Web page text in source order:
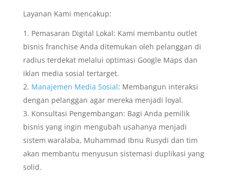
Layanan Kami mencakup:
Pemasaran Digital Lokal: Kami membantu outlet
bisnis franchise Anda ditemukan oleh pelanggan di
radius terdekat melalui optimasi Google Maps dan
iklan media sosial tertarget.
Manajemen Media Sosial: Membangun interaksi
dengan pelanggan agar mereka menjadi loyal.
Konsultasi Pengembangan: Bagi Anda pemilik
bisnis yang ingin mengubah usahanya menjadi
sistem waralaba, Muhammad Ibnu Rusydi dan tim
akan membantu menyusun sistemasi duplikasi yang
solid.